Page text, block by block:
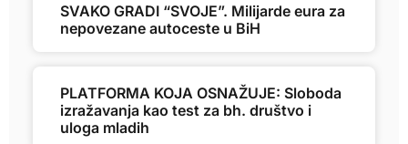
SVAKO GRADI “SVOJE”. Milijarde eura za
nepovezane autoceste u BiH
PLATFORMA KOJA OSNAŽUJE: Sloboda
izražavanja kao test za bh. društvo i
uloga mladih